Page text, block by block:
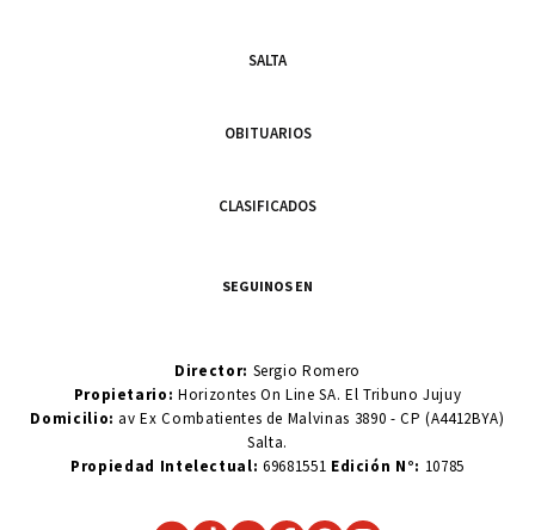
SALTA
OBITUARIOS
CLASIFICADOS
SEGUINOS EN
Director: Sergio Romero
Propietario:Horizontes On Line SA. El Tribuno Jujuy
Domicilio: av Ex Combatientes de Malvinas 3890 - CP (A4412BYA)
Salta.
Propiedad Intelectual: 69681551 Edición N°: 10785